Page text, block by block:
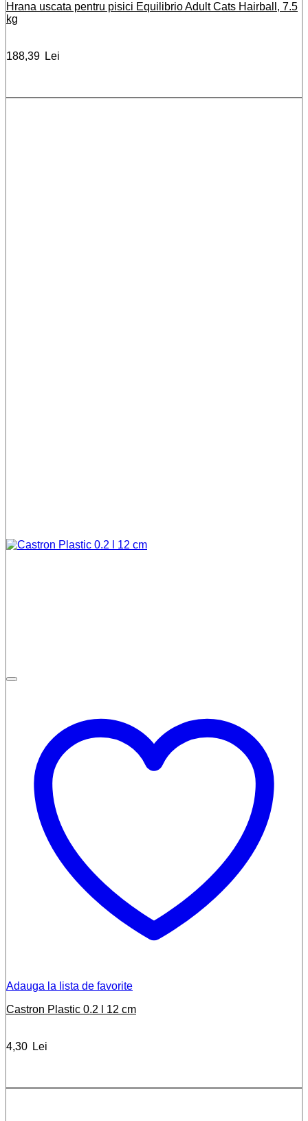
Hrana uscata pentru pisici Equilibrio Adult Cats Hairball, 7.5
kg
188,39 Lei
Adauga la lista de favorite
Castron Plastic 0.2 l 12 cm
4,30 Lei